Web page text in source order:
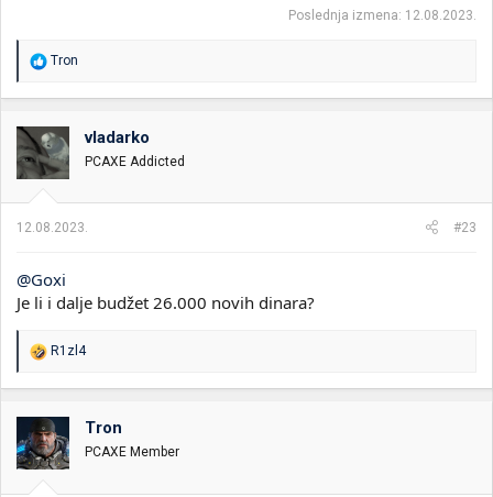
Poslednja izmena: 12.08.2023.
R
a
o
v
a
n
:
Tron
vladarko
PCAXE Addicted
12.08.2023. #23
@Goxi
Je li i dalje budžet 26.000 novih dinara?
R
a
o
v
a
n
R1zl4
Tron
PCAXE Member